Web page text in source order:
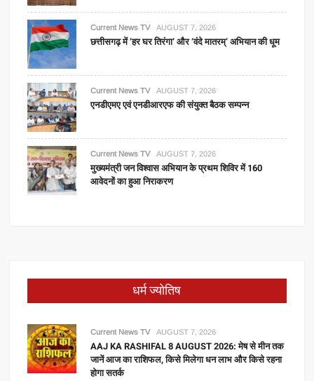
Current News TV AUGUST 7, 2026
छत्तीसगढ़ में ‘हर घर तिरंगा’ और ‘वंदे मातरम्’ अभियान की धूम
Current News TV AUGUST 7, 2026
एनडीएमए एवं एनडीआरएफ की संयुक्त बैठक सम्पन्न
Current News TV AUGUST 7, 2026
मुख्यमंत्री जन विश्वास अभियान के प्रथम शिविर में 160
आवेदनों का हुआ निराकरण
धर्म ज्योतिष
Current News TV AUGUST 7, 2026
AAJ KA RASHIFAL 8 AUGUST 2026: मेष से मीन तक
जानें आज का राशिफल, किसे मिलेगा धन लाभ और किसे रहना
होगा सतर्क